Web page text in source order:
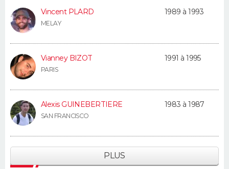
Vincent PLARD
MELAY
1989 à 1993
Vianney BIZOT
PARIS
1991 à 1995
Alexis GUINEBERTIERE
SAN FRANCISCO
1983 à 1987
PLUS